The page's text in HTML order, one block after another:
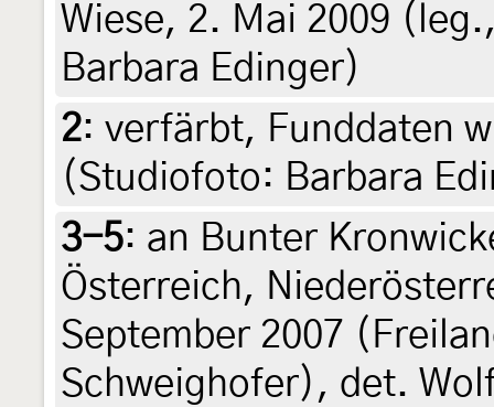
Wiese, 2. Mai 2009
Barbara Edinger)
2: verfärbt, Funddaten
(Studiofoto: Barbara
3-5: an Bunter
Österreich,
September 2007
Schweighofer), det.